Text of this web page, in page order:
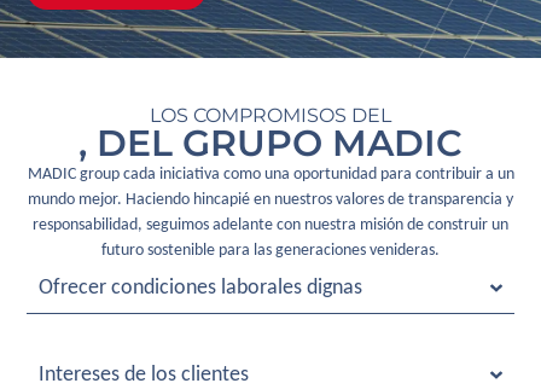
LOS COMPROMISOS DEL
, DEL GRUPO MADIC
MADIC group cada iniciativa como una oportunidad para contribuir a un
mundo mejor. Haciendo hincapié en nuestros valores de transparencia y
responsabilidad, seguimos adelante con nuestra misión de construir un
futuro sostenible para las generaciones venideras.
Ofrecer condiciones laborales dignas
Intereses de los clientes